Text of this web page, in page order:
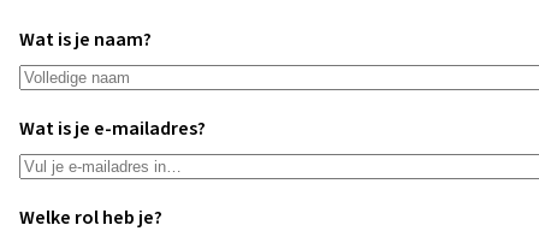
Wat is je naam?
Wat is je e-mailadres?
Welke rol heb je?